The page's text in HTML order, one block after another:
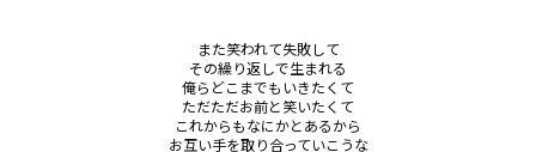
また笑われて失敗して
その繰り返しで生まれる
俺らどこまでもいきたくて
ただただお前と笑いたくて
これからもなにかとあるから
お互い手を取り合っていこうな